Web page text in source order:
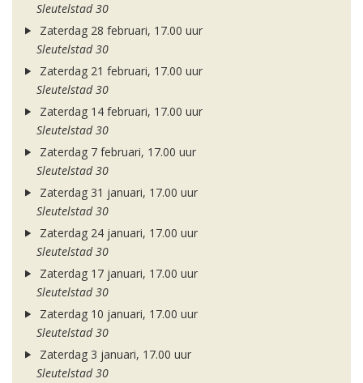
Sleutelstad 30
Zaterdag 28 februari, 17.00 uur
Sleutelstad 30
Zaterdag 21 februari, 17.00 uur
Sleutelstad 30
Zaterdag 14 februari, 17.00 uur
Sleutelstad 30
Zaterdag 7 februari, 17.00 uur
Sleutelstad 30
Zaterdag 31 januari, 17.00 uur
Sleutelstad 30
Zaterdag 24 januari, 17.00 uur
Sleutelstad 30
Zaterdag 17 januari, 17.00 uur
Sleutelstad 30
Zaterdag 10 januari, 17.00 uur
Sleutelstad 30
Zaterdag 3 januari, 17.00 uur
Sleutelstad 30